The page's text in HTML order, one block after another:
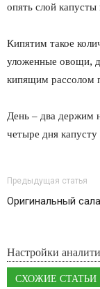
опять слой капусты
Кипятим такое
уложенные овощи,
кипящим рассолом
День – два держим
четыре дня
Предыдущая статья
Оригинальный
Настройки
СХОЖИЕ СТАТЬИ